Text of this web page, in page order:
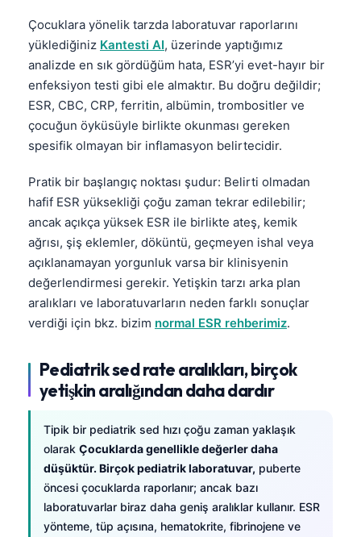
Çocuklara yönelik tarzda laboratuvar raporlarını
yüklediğiniz Kantesti AI, üzerinde yaptığımız
analizde en sık gördüğüm hata, ESR’yi evet-hayır bir
enfeksiyon testi gibi ele almaktır. Bu doğru değildir;
ESR, CBC, CRP, ferritin, albümin, trombositler ve
çocuğun öyküsüyle birlikte okunması gereken
spesifik olmayan bir inflamasyon belirtecidir.
Pratik bir başlangıç noktası şudur: Belirti olmadan
hafif ESR yüksekliği çoğu zaman tekrar edilebilir;
ancak açıkça yüksek ESR ile birlikte ateş, kemik
ağrısı, şiş eklemler, döküntü, geçmeyen ishal veya
açıklanamayan yorgunluk varsa bir klinisyenin
değerlendirmesi gerekir. Yetişkin tarzı arka plan
aralıkları ve laboratuvarların neden farklı sonuçlar
verdiği için bkz. bizim normal ESR rehberimiz.
Pediatrik sed rate aralıkları, birçok
yetişkin aralığından daha dardır
Tipik bir pediatrik sed hızı çoğu zaman yaklaşık
olarak Çocuklarda genellikle değerler daha
düşüktür. Birçok pediatrik laboratuvar, puberte
öncesi çocuklarda raporlanır; ancak bazı
laboratuvarlar biraz daha geniş aralıklar kullanır. ESR
yönteme, tüp açısına, hematokrite, fibrinojene ve